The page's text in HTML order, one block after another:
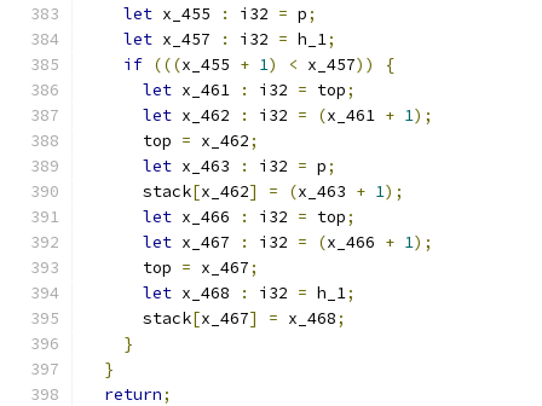
let x_455 : i32 = p;
let x_457 : i32 = h_1;
if (((x_455 + 1) < x_457))
{
let x_461 : i32 = top;
let x_462 : i32 = (x_461 + 1);
      top
= x_462;
let x_463 : i32 = p;
      stack
[x_462] = (x_463 + 1);
let x_466 : i32 = top;
let x_467 : i32 = (x_466 + 1);
      top
= x_467;
let x_468 : i32 = h_1;
      stack
[x_467] = x_468;
}
}
return;